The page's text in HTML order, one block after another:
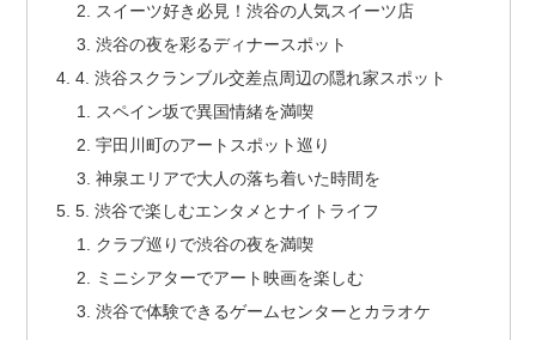
スイーツ好き必見！渋谷の人気スイーツ店
渋谷の夜を彩るディナースポット
4. 渋谷スクランブル交差点周辺の隠れ家スポット
スペイン坂で異国情緒を満喫
宇田川町のアートスポット巡り
神泉エリアで大人の落ち着いた時間を
5. 渋谷で楽しむエンタメとナイトライフ
クラブ巡りで渋谷の夜を満喫
ミニシアターでアート映画を楽しむ
渋谷で体験できるゲームセンターとカラオケ